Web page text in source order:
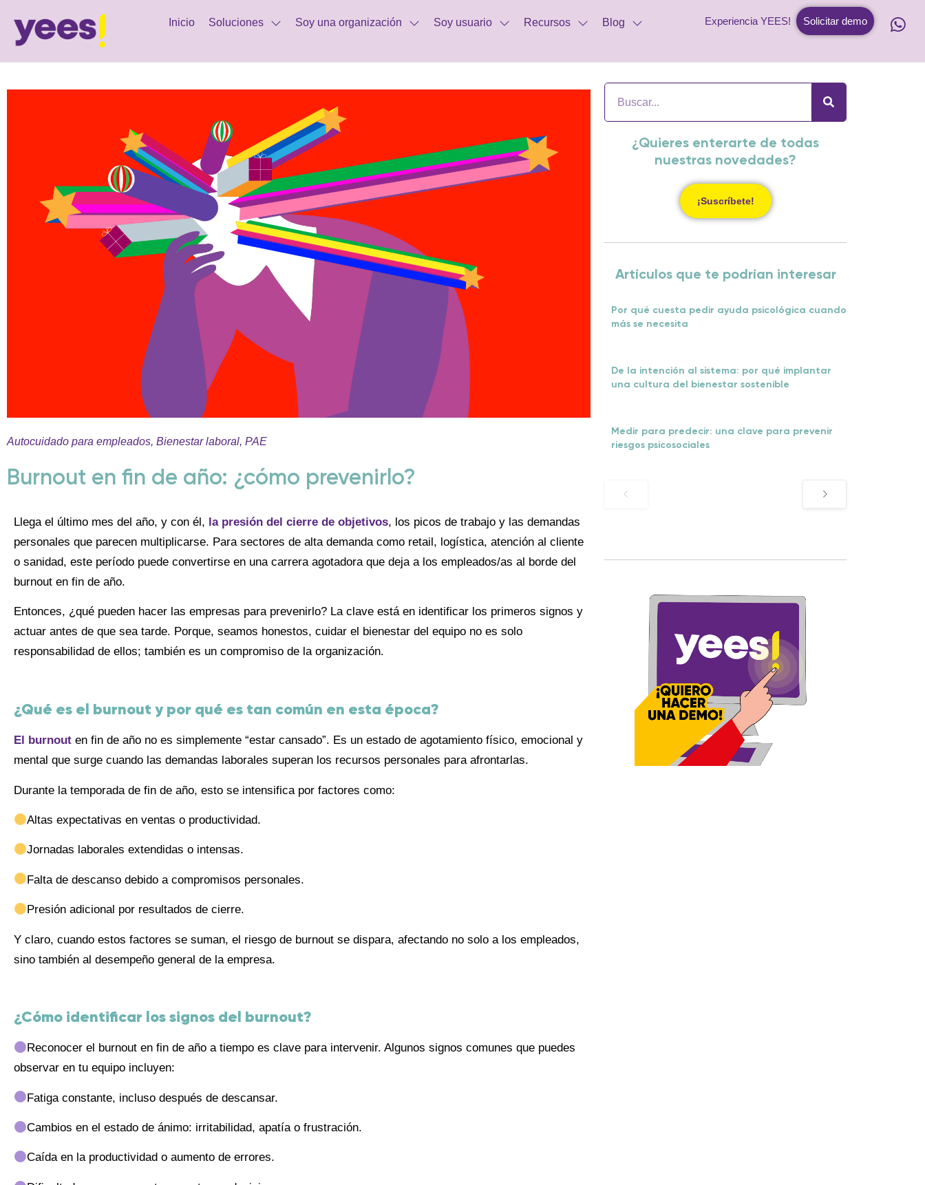
Inicio Soluciones Soy una organización Soy usuario Recursos Blog Experiencia YEES! Solicitar demo
Autocuidado para empleados, Bienestar laboral, PAE
Burnout en fin de año: ¿cómo prevenirlo?
Llega el último mes del año, y con él, la presión del cierre de objetivos, los picos de trabajo y las demandas
personales que parecen multiplicarse. Para sectores de alta demanda como retail, logística, atención al cliente
o sanidad, este período puede convertirse en una carrera agotadora que deja a los empleados/as al borde del
burnout en fin de año.
Entonces, ¿qué pueden hacer las empresas para prevenirlo? La clave está en identificar los primeros signos y
actuar antes de que sea tarde. Porque, seamos honestos, cuidar el bienestar del equipo no es solo
responsabilidad de ellos; también es un compromiso de la organización.
¿Qué es el burnout y por qué es tan común en esta época?
El burnout en fin de año no es simplemente “estar cansado”. Es un estado de agotamiento físico, emocional y
mental que surge cuando las demandas laborales superan los recursos personales para afrontarlas.
Durante la temporada de fin de año, esto se intensifica por factores como:
Altas expectativas en ventas o productividad.
Jornadas laborales extendidas o intensas.
Falta de descanso debido a compromisos personales.
Presión adicional por resultados de cierre.
Y claro, cuando estos factores se suman, el riesgo de burnout se dispara, afectando no solo a los empleados,
sino también al desempeño general de la empresa.
¿Cómo identificar los signos del burnout?
Reconocer el burnout en fin de año a tiempo es clave para intervenir. Algunos signos comunes que puedes
observar en tu equipo incluyen:
Fatiga constante, incluso después de descansar.
Cambios en el estado de ánimo: irritabilidad, apatía o frustración.
Caída en la productividad o aumento de errores.
¿Quieres enterarte de todas
nuestras novedades?
¡Suscríbete!
Artículos que te podrían interesar
Por qué cuesta pedir ayuda psicológica cuando
más se necesita
De la intención al sistema: por qué implantar
una cultura del bienestar sostenible
Medir para predecir: una clave para prevenir
riesgos psicosociales